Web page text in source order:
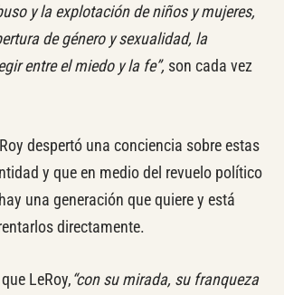
y la explotación de niños y mujeres,
de género y sexualidad, la
entre el miedo y la fe”, son cada vez
despertó una conciencia sobre estas
y que en medio del revuelo político
una generación que quiere y está
directamente.
LeRoy,“con su mirada, su franqueza